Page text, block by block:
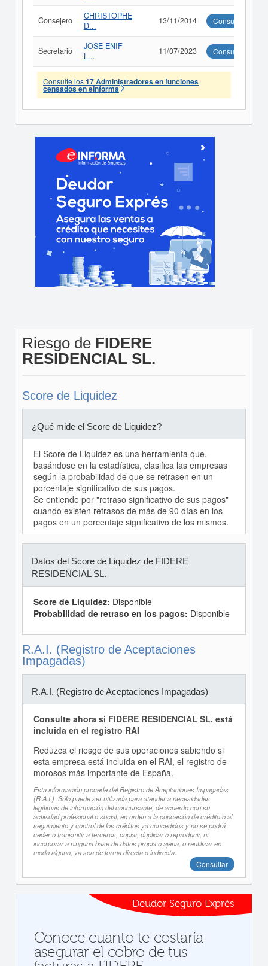
Consejero
CHRISTOPHE
D...
13/11/2014 Consultar
Secretario
JOSE ENIF
L...
11/07/2023 Consultar
Consulte los17 Administradores en funciones
censados en eInforma
Riesgo de FIDERE
RESIDENCIAL SL.
Score de Liquidez
¿Qué mide el Score de Liquidez?
El Score de Liquidez es una herramienta que,
basándose en la estadística, clasifica las empresas
según la probabilidad de que se retrasen en un
porcentaje significativo de sus pagos.
Se entiende por "retraso significativo de sus pagos"
cuando existen retrasos de más de 90 días en los
pagos en un porcentaje significativo de los mismos.
Datos del Score de Liquidez de FIDERE
RESIDENCIAL SL.
Score de Liquidez: Disponible
Probabilidad de retraso en los pagos: Disponible
R.A.I. (Registro de Aceptaciones
Impagadas)
R.A.I. (Registro de Aceptaciones Impagadas)
Consulte ahora si FIDERE RESIDENCIAL SL. está
incluida en el registro RAI
Reduzca el riesgo de sus operaciones sabiendo si
esta empresa está incluida en el RAI, el registro de
morosos más importante de España.
Esta información procede del Registro de Aceptaciones Impagadas
(R.A.I.). Sólo puede ser utilizada para atender a necesidades
legítimas de información del concursante, de acuerdo con su
actividad profesional o social, en orden a la concesión de crédito o al
seguimiento y control de los créditos ya concedidos y no se podrá
ceder o transmitir a terceros, copiar, duplicar o reproducir, ni
incorporar a ninguna base de datos propia o ajena, o reutilizar en
modo alguno, ya sea de forma directa o indirecta.
Consultar
Deudor Seguro Exprés
Conoce cuanto te costaría
asegurar el cobro de tus